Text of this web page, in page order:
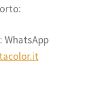
WhatsApp